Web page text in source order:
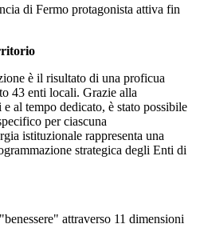
di Fermo protagonista attiva fin
è il risultato di una proficua
43 enti locali. Grazie alla
al tempo dedicato, è stato possibile
per ciascuna
istituzionale rappresenta una
strategica degli Enti di
attraverso 11 dimensioni